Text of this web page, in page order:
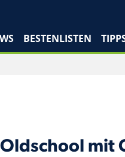
BESTENLISTEN
mit